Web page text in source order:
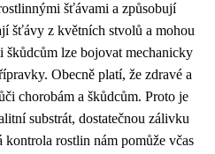
šťávami a způsobují
šťávy z květních stvolů a mohou
škůdcům lze bojovat mechanicky
Obecně platí, že zdravé a
chorobám a škůdcům. Proto je
substrát, dostatečnou zálivku
kontrola rostlin nám pomůže včas